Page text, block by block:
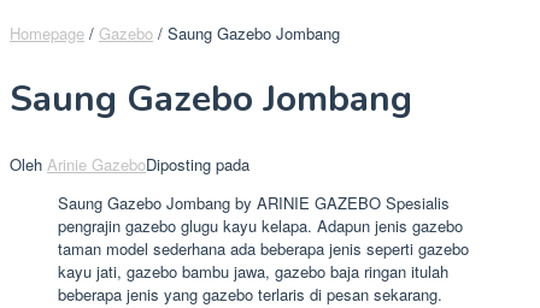
Homepage / Gazebo / Saung Gazebo Jombang
Saung Gazebo Jombang
Oleh Arinie GazeboDiposting pada
Saung Gazebo Jombang by ARINIE GAZEBO Spesialis
pengrajin gazebo glugu kayu kelapa. Adapun jenis gazebo
taman model sederhana ada beberapa jenis seperti gazebo
kayu jati, gazebo bambu jawa, gazebo baja ringan itulah
beberapa jenis yang gazebo terlaris di pesan sekarang.